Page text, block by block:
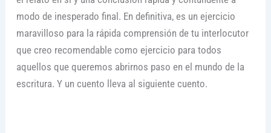
modo de inesperado final. En definitiva, es un ejercicio
maravilloso para la rápida comprensión de tu interlocutor
que creo recomendable como ejercicio para todos
aquellos que queremos abrirnos paso en el mundo de la
escritura. Y un cuento lleva al siguiente cuento.